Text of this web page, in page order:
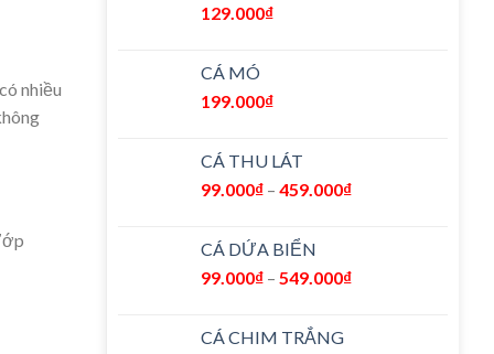
nhiều
129.000₫
CÁ MÓ
199.000₫
CÁ THU LÁT
99.000₫ – 459.000₫
CÁ DỨA BIỂN
99.000₫ – 549.000₫
CÁ CHIM TRẮNG